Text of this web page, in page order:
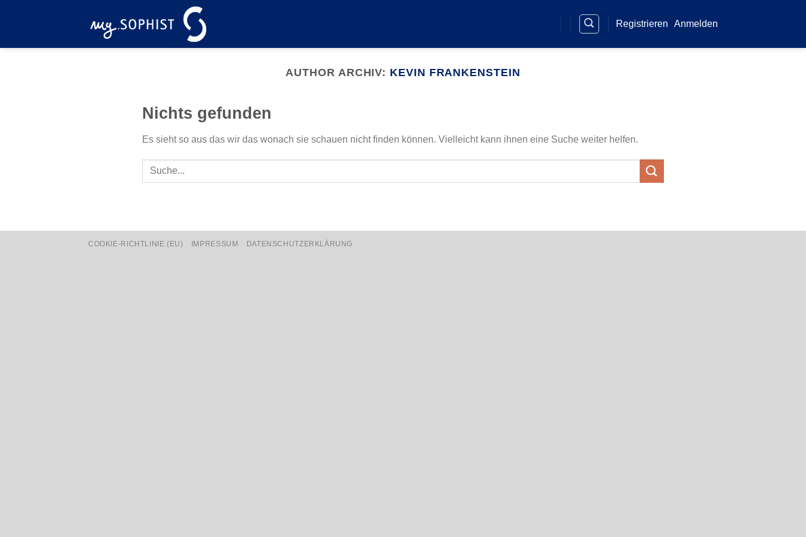
Registrieren Anmelden
AUTHOR ARCHIV: KEVIN FRANKENSTEIN
Nichts gefunden
Es sieht so aus das wir das wonach sie schauen nicht finden können. Vielleicht kann ihnen eine Suche weiter helfen.
COOKIE-RICHTLINIE (EU) IMPRESSUM DATENSCHUTZERKLÄRUNG